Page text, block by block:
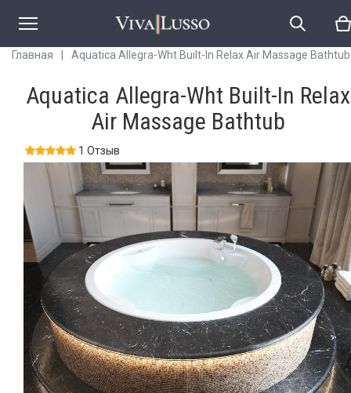
Главная Aquatica Allegra-Wht Built-In Relax Air Massage Bathtub
Aquatica Allegra-Wht Built-In Relax
Air Massage Bathtub
1 Отзыв